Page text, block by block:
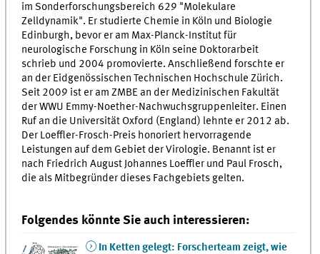
im Sonderforschungsbereich 629 "Molekulare
Zelldynamik". Er studierte Chemie in Köln und Biologie
Edinburgh, bevor er am Max-Planck-Institut für
neurologische Forschung in Köln seine Doktorarbeit
schrieb und 2004 promovierte. Anschließend forschte er
an der Eidgenössischen Technischen Hochschule Zürich.
Seit 2009 ist er am ZMBE an der Medizinischen Fakultät
der WWU Emmy-Noether-Nachwuchsgruppenleiter. Einen
Ruf an die Universität Oxford (England) lehnte er 2012 ab.
Der Loeffler-Frosch-Preis honoriert hervorragende
Leistungen auf dem Gebiet der Virologie. Benannt ist er
nach Friedrich August Johannes Loeffler und Paul Frosch,
die als Mitbegründer dieses Fachgebiets gelten.
Folgendes könnte Sie auch interessieren:
In Ketten gelegt: Forscherteam zeigt, wie